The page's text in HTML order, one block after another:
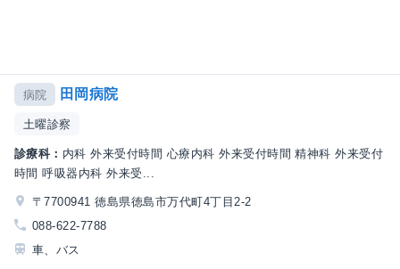
病院 田岡病院
土曜診察
診療科： 内科 外来受付時間 心療内科 外来受付時間 精神科 外来受付
時間 呼吸器内科 外来受...
〒7700941 徳島県徳島市万代町4丁目2-2
088-622-7788
車、バス